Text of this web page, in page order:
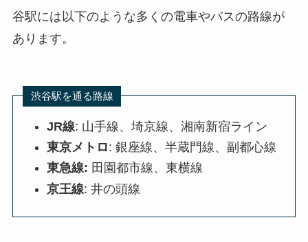
谷駅には以下のような多くの電車やバスの路線が
あります。
渋谷駅を通る路線
JR線: 山手線、埼京線、湘南新宿ライン
東京メトロ: 銀座線、半蔵門線、副都心線
東急線: 田園都市線、東横線
京王線: 井の頭線